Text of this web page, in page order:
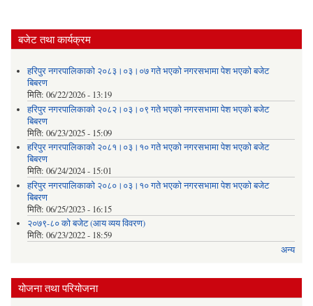
बजेट तथा कार्यक्रम
हरिपुर नगरपालिकाको २०८३।०३।०७ गते भएको नगरसभामा पेश भएको बजेट
बिबरण
मिति: 06/22/2026 - 13:19
हरिपुर नगरपालिकाको २०८२।०३।०९ गते भएको नगरसभामा पेश भएको बजेट
बिबरण
मिति: 06/23/2025 - 15:09
हरिपुर नगरपालिकाको २०८१।०३।१० गते भएको नगरसभामा पेश भएको बजेट
बिबरण
मिति: 06/24/2024 - 15:01
हरिपुर नगरपालिकाको २०८०।०३।१० गते भएको नगरसभामा पेश भएको बजेट
बिबरण
मिति: 06/25/2023 - 16:15
२०७९-८० को बजेट (आय व्यय विवरण)
मिति: 06/23/2022 - 18:59
अन्य
योजना तथा परियोजना